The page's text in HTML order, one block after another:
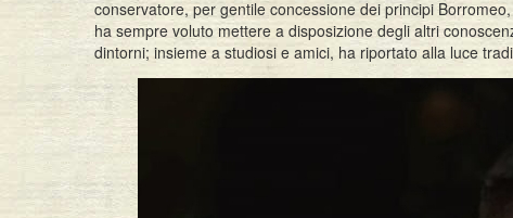
conservatore, per gentile concessione dei principi
ha sempre voluto mettere a disposizione degli altri
dintorni; insieme a studiosi e amici, ha riportato alla luce